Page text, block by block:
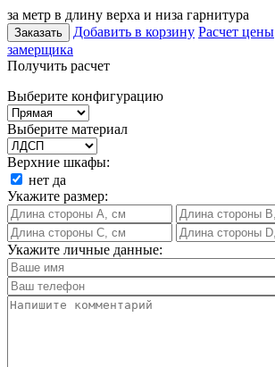
за метр в длину верха и низа гарнитура
Заказать Добавить в корзину Расчет цены
замерщика
Получить расчет
Выберите конфигурацию
Выберите материал
Верхние шкафы:
нет да
Укажите размер:
Укажите личные данные: